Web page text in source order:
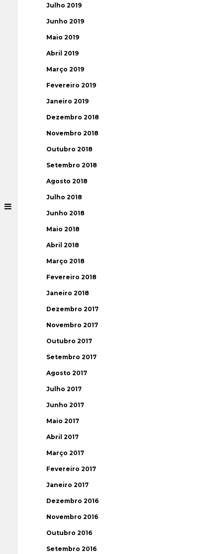
Julho 2019
Junho 2019
Maio 2019
Abril 2019
Março 2019
Fevereiro 2019
Janeiro 2019
Dezembro 2018
Novembro 2018
Outubro 2018
Setembro 2018
Agosto 2018
Julho 2018
Junho 2018
Maio 2018
Abril 2018
Março 2018
Fevereiro 2018
Janeiro 2018
Dezembro 2017
Novembro 2017
Outubro 2017
Setembro 2017
Agosto 2017
Julho 2017
Junho 2017
Maio 2017
Abril 2017
Março 2017
Fevereiro 2017
Janeiro 2017
Dezembro 2016
Novembro 2016
Outubro 2016
Setembro 2016